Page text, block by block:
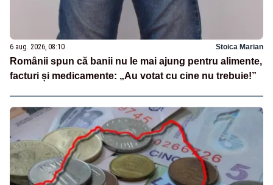
6 aug. 2026, 08:10 Stoica Marian
Românii spun că banii nu le mai ajung pentru alimente,
facturi și medicamente: „Au votat cu cine nu trebuie!”